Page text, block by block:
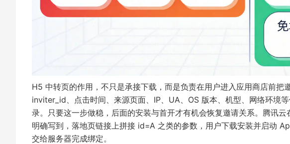
H5 中转页的作用，不只是承接下载，而是负责在用户进入应用商店前把
inviter_id、点击时间、来源页面、IP、UA、OS 版本、机型、网络环境
录。只要这一步做稳，后面的安装与首开才有机会恢复邀请关系。腾讯云
明确写到，落地页链接上拼接 id=A 之类的参数，用户下载安装并启动
交给服务器完成绑定。